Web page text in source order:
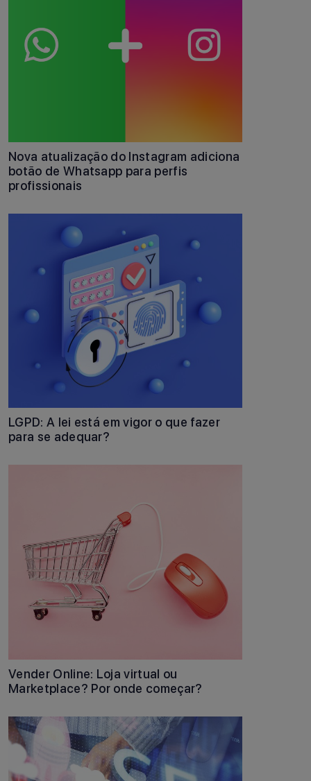
Nova atualização do Instagram adiciona
botão de Whatsapp para perfis
profissionais
LGPD: A lei está em vigor o que fazer
para se adequar?
Vender Online: Loja virtual ou
Marketplace? Por onde começar?